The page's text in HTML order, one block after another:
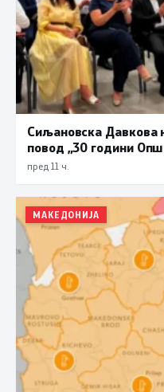
Сиљановска Давкова
повод „30 години
пред 11 ч.
МАКЕДОНИЈА